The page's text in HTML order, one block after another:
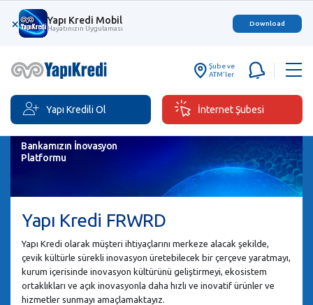
× Yapı Kredi Mobil
Hayatınızın Uygulaması
Download
Şube ve
ATM'ler
Yapı Kredili Ol İnternet Şubesi
Bankamızın İnovasyon
Platformu
Yapı Kredi FRWRD
Yapı Kredi olarak müşteri ihtiyaçlarını merkeze alacak şekilde,
çevik kültürle sürekli inovasyon üretebilecek bir çerçeve yaratmayı,
kurum içerisinde inovasyon kültürünü geliştirmeyi, ekosistem
ortaklıkları ve açık inovasyonla daha hızlı ve inovatif ürünler ve
hizmetler sunmayı amaçlamaktayız.